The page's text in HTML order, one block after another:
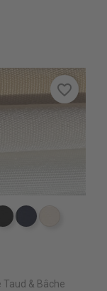
WHITE
PR0600 BLACK
PR0560
Taud & Bâche
favorite_border